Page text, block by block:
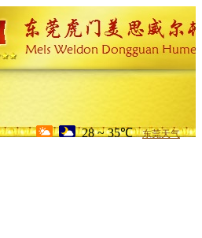
28 ~ 35℃ 东莞天气